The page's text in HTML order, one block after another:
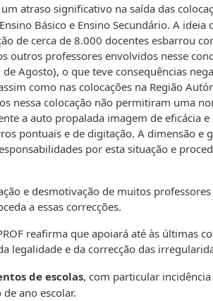
atraso significativo na saída das
Básico e Ensino Secundário. A
de cerca de 8.000 docentes esbarrou
outros professores envolvidos nesse
Agosto), o que teve consequências
como nas colocações na Região
nessa colocação não permitiram uma
a auto propalada imagem de eficácia e
pontuais e de digitação. A dimensão e
por esta situação e
e desmotivação de muitos
a essas correcções.
reafirma que apoiará até às últimas
legalidade e da correcção das
de escolas, com particular
ano escolar.